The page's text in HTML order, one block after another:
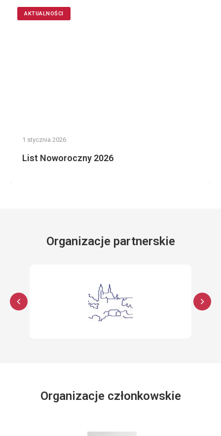
AKTUALNOŚCI
1 stycznia 2026
List Noworoczny 2026
Organizacje partnerskie
Organizacje członkowskie